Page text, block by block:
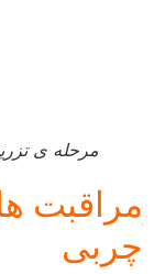
مرحله ی
مراقبت
چربی